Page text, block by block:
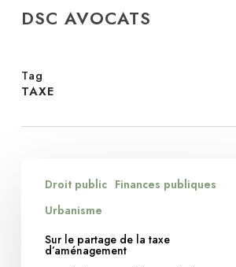
content
DSC AVOCATS
Tag
TAXE
partage
Droit public Finances publiques
Urbanisme
Sur le partage de la taxe
d’aménagement